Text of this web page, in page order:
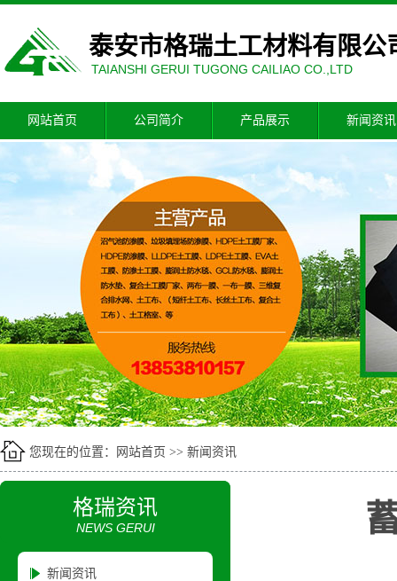
泰安市格瑞土工材料有限公
TAIANSHI GERUI TUGONG CAILIAO CO.,LTD
网站首页 公司简介 产品展示 新闻资讯
您现在的位置： 网站首页 >> 新闻资讯
格瑞资讯
NEWS GERUI
新闻资讯